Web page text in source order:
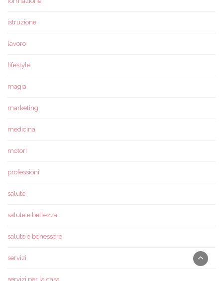
istruzione
lavoro
lifestyle
magia
marketing
medicina
motori
professioni
salute
salute e bellezza
salute e benessere
servizi
servizi per la casa